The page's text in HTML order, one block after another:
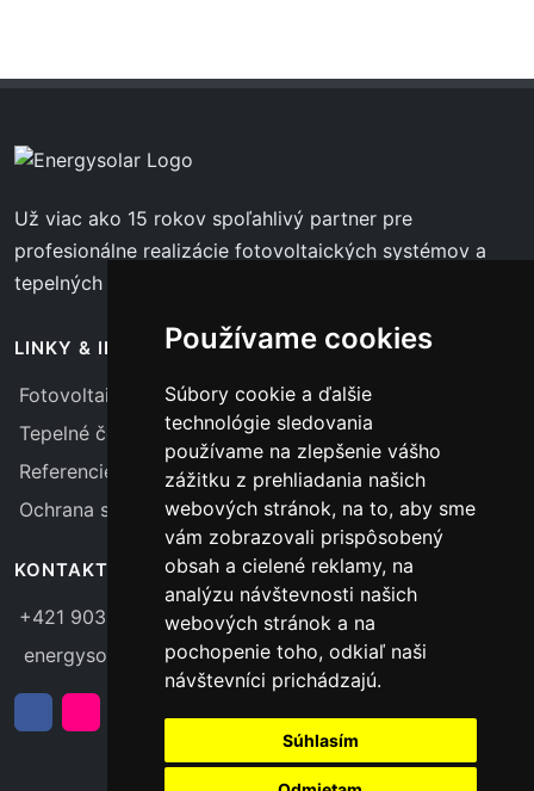
Používame cookies
Súbory cookie a ďalšie
technológie sledovania
používame na zlepšenie vášho
zážitku z prehliadania našich
webových stránok, na to, aby sme
vám zobrazovali prispôsobený
obsah a cielené reklamy, na
analýzu návštevnosti našich
webových stránok a na
pochopenie toho, odkiaľ naši
návštevníci prichádzajú.
Súhlasím
Už viac ako 15 rokov spoľahlivý partner pre
profesionálne realizácie fotovoltaických systémov a
tepelných čerpadiel.
LINKY & INFO
Fotovoltaika
Tepelné čerpadlá
Referencie
Ochrana súkromia
KONTAKTY
+421 903 775 656
energysolar@energysolar.sk